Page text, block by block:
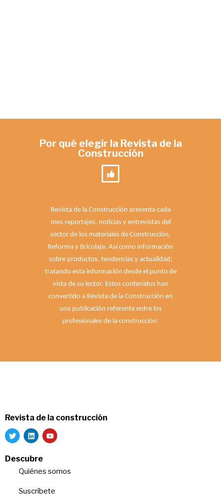
Por qué elegir la Revista de la
Construcción
Revista de la Construcción presenta cada
mes reportajes, noticias y entrevistas del
sector de los materiales de Construcción,
Reforma y Bricolaje. Así como información
sobre productos, tendencias y actualidad;
tratando esta información desde el punto de
vista de su lector. Estos contenidos han
convertido a Revista de la Construcción en
una publicación referente entre los
profesionales de la construcción.
Revista de la construcción
Descubre
Quiénes somos
Suscríbete